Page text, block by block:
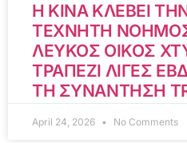
Η ΚΙΝΑ ΚΛΕΒΕΙ
ΤΕΧΝΗΤΗ
ΛΕΥΚΟΣ ΟΙΚΟΣ
ΤΡΑΠΕΖΙ ΛΙΓΕΣ
ΤΗ ΣΥΝΑΝΤΗΣΗ
April 24, 2026 No Comments